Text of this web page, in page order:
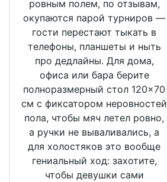
ровным полем, по отзывам,
окупаются парой турниров —
гости перестают тыкать в
телефоны, планшеты и ныть
про дедлайны. Для дома,
офиса или бара берите
полноразмерный стол 120×70
см с фиксатором неровностей
пола, чтобы мяч летел ровно,
а ручки не вываливались, а
для холостяков это вообще
гениальный ход: захотите,
чтобы девушки сами